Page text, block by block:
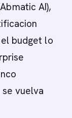
AI),
el budget lo
vuelva